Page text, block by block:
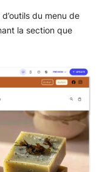
du menu de
la section que